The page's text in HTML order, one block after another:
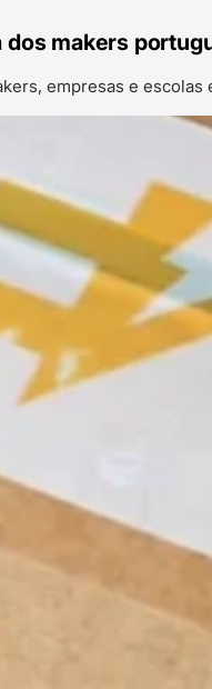
dos makers
empresas e escolas